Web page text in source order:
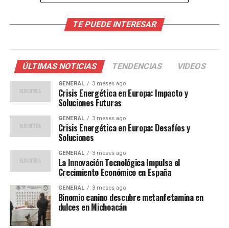
Factores Detrás de la Crisis
especialmente de Rusia, es un factor clave en la actual
crisis. Según datos de la Agencia Internacional de
Energía, aproximadamente el 40% del gas consumido en
Europa proviene de Rusia. Las tensiones políticas y las
sanciones han complicado aún más esta relación,
aumentando la incertidumbre sobre el suministro
futuro.
Además, el cambio climático ha influido en la
disponibilidad de energía renovable. Un verano
inusualmente seco en algunas partes de Europa redujo
la producción hidroeléctrica, mientras que la falta de
viento afectó la generación eólica. Estos factores han
obligado a muchos países a depender más del gas y el
carbón, aumentando así los costos.
TE PUEDE INTERESAR
ÚLTIMAS NOTICIAS TENDENCIAS VIDEOS
GENERAL 3 meses ago
Crisis Energética en Europa: Impacto y
Soluciones Futuras
GENERAL 3 meses ago
Crisis Energética en Europa: Desafíos y
Soluciones
GENERAL 3 meses ago
La Innovación Tecnológica Impulsa el
Crecimiento Económico en España
GENERAL 3 meses ago
Binomio canino descubre metanfetamina en
dulces en Michoacán